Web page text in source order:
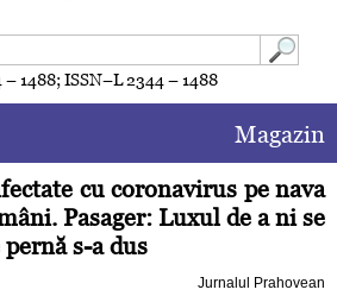
– 1488; ISSN–L 2344 – 1488
Magazin
cu coronavirus pe nava
Pasager: Luxul de a ni se
s-a dus
Jurnalul Prahovean